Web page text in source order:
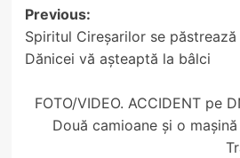
Post
navigation
Previous:
Spiritul Cireșarilor se păstrează
Dănicei vă așteaptă la bâlci
FOTO/VIDEO. ACCIDENT pe
Două camioane și o